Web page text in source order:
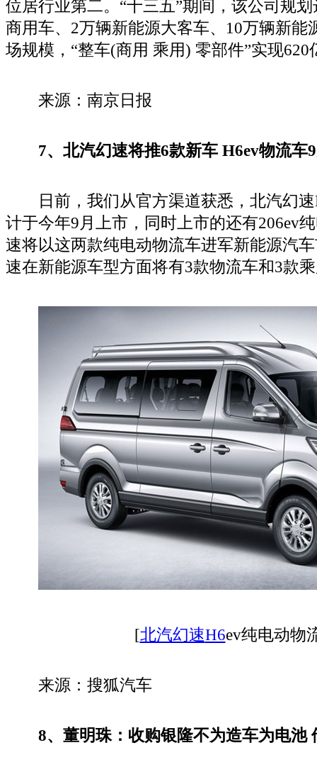
位居行业第二。“十三五”期间，该公司规
商用车、2万辆新能源大客车、10万辆新能
场规模，“整车(商用 乘用) 零部件”实现620
来源：南京日报
7、北汽幻速将推6款新车 H6ev物流车
日前，我们从官方渠道获悉，北汽幻速
计于今年9月上市，同时上市的还有206ev
速将以这两款纯电动物流车进军新能源汽
速在新能源车型方面将有3款物流车和3款
[北汽幻速H6ev纯电动物
来源：搜狐汽车
8、董明珠：收购银隆不为造车为电池